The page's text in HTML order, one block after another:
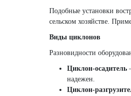
Подобные установки
сельском хозяйстве.
Виды циклонов
Разновидности
Циклон-осадитель
надежен.
Циклон-